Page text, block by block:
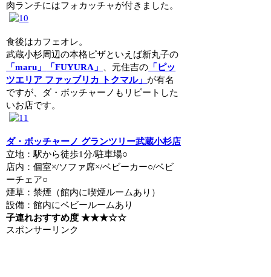
肉ランチにはフォカッチャが付きました。
食後はカフェオレ。
武蔵小杉周辺の本格ピザといえば新丸子の
「maru」
「FUYURA」 、元住吉の 「ピッ
ツエリア ファッブリカ トクマル」 が有名
ですが、ダ・ボッチャーノもリピートした
いお店です。
ダ・ボッチャーノ グランツリー武蔵小杉店
立地：駅から徒歩1分/駐車場○
店内：個室×/ソファ席×/ベビーカー○/ベビ
ーチェア○
煙草：禁煙（館内に喫煙ルームあり）
設備：館内にベビールームあり
子連れおすすめ度 ★★★☆☆
スポンサーリンク